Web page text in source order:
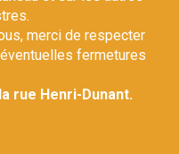
merci de respecter
fermetures
rue Henri-Dunant.